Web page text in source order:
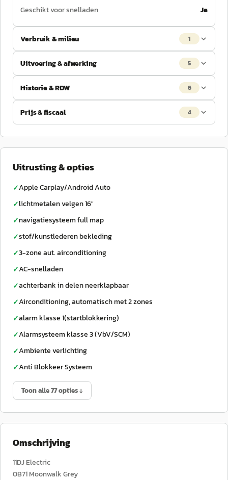
Geschikt voor snelladen
Ja
Verbruik & milieu 1
Uitvoering & afwerking 5
Historie & RDW 6
Prijs & fiscaal 4
Uitrusting & opties
✓Apple Carplay/Android Auto
✓lichtmetalen velgen 16"
✓navigatiesysteem full map
✓stof/kunstlederen bekleding
✓3-zone aut. airconditioning
✓AC-snelladen
✓achterbank in delen neerklapbaar
✓Airconditioning, automatisch met 2 zones
✓alarm klasse 1(startblokkering)
✓Alarmsysteem klasse 3 (VbV/SCM)
✓Ambiente verlichting
✓Anti Blokkeer Systeem
Toon alle 77 opties ↓
Omschrijving
11DJ Electric
0B71 Moonwalk Grey